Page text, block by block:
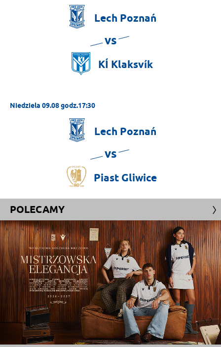
Lech Poznań
vs
KÍ Klaksvík
Niedziela 09.08 godz.17:30
Lech Poznań
vs
Piast Gliwice
POLECAMY